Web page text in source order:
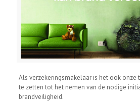
Als verzekeringsmakelaar is het ook onze
te zetten tot het nemen van de nodige
brandveiligheid.